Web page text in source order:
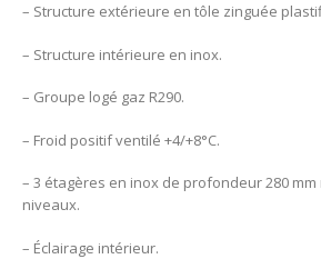
– Structure extérieure en tôle zinguée
– Structure intérieure en inox.
– Groupe logé gaz R290.
– Froid positif ventilé +4/+8°C.
– 3 étagères en inox de profondeur 280
niveaux.
– Éclairage intérieur.